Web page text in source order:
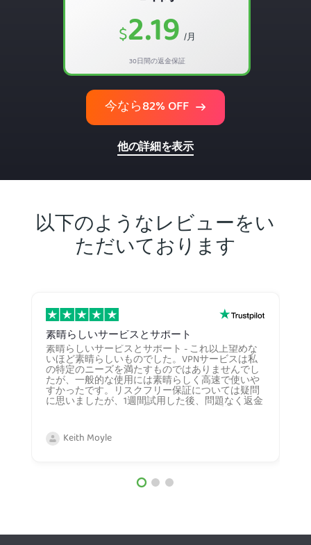
$2.19 /月
30日間の返金保証
今なら82% OFF
他の詳細を表示
以下のようなレビューをい
ただいております
素晴らしいサービスとサポート
素晴らしいサービスとサポート - これ以上望めな
いほど素晴らしいものでした。VPNサービスは私
の特定のニーズを満たすものではありませんでし
たが、一般的な使用には素晴らしく高速で使いや
すかったです。リスクフリー保証については疑問
に思いましたが、1週間試用した後、問題なく返金
されました。もしもっと一般的なVPNが必要にな
し、誰にでもお勧めします。価格も非常に良心的
です。Keith Moyle